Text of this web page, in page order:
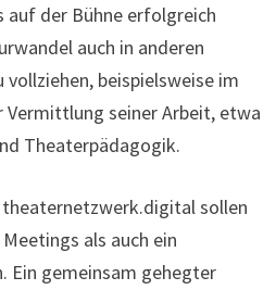
der Bühne erfolgreich
auch in anderen
vollziehen, beispielsweise im
Vermittlung seiner Arbeit, etwa
Theaterpädagogik.
sollen
als auch ein
Ein gemeinsam gehegter